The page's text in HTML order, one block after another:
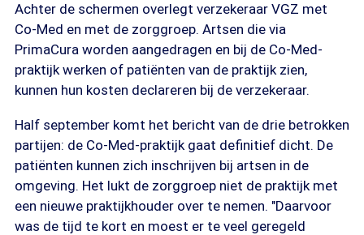
Achter de schermen overlegt verzekeraar VGZ met
Co-Med en met de zorggroep. Artsen die via
PrimaCura worden aangedragen en bij de Co-Med-
praktijk werken of patiënten van de praktijk zien,
kunnen hun kosten declareren bij de verzekeraar.
Half september komt het bericht van de drie betrokken
partijen: de Co-Med-praktijk gaat definitief dicht. De
patiënten kunnen zich inschrijven bij artsen in de
omgeving. Het lukt de zorggroep niet de praktijk met
een nieuwe praktijkhouder over te nemen. "Daarvoor
was de tijd te kort en moest er te veel geregeld